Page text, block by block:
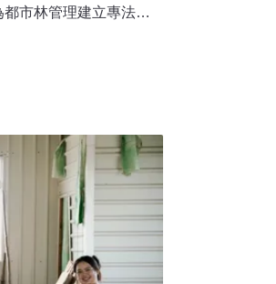
市林管理建立專法。
意見，預計今年底提
第四場「國土綠蔭氣
和敏弱族群數據，並與
舉例，民眾主要步行路
運站，有沒有哪一條路
十條遮蔭路徑，串聯